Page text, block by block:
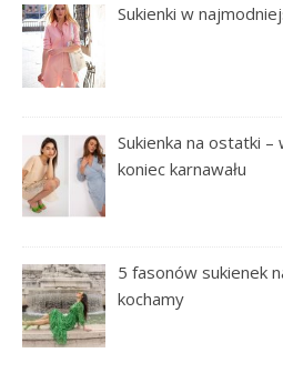
Sukienki w
Sukienka na ostatki –
koniec karnawału
5 fasonów sukienek
kochamy